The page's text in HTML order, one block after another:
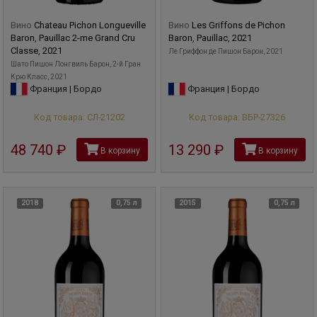
Вино Chateau Pichon Longueville
Baron, Pauillac 2-me Grand Cru
Classe, 2021
Шато Пишон Лонгвиль Барон, 2-й Гран
Крю Класс, 2021
Франция | Бордо
Код товара: СЛ-21202
48 740 рубВ корзину
Вино Les Griffons de Pichon
Baron, Pauillac, 2021
Ле Гриффон де Пишон Барон, 2021
Франция | Бордо
Код товара: ВБР-27326
13 290 рубВ корзину
2018 0,75 л 2015 0,75 л